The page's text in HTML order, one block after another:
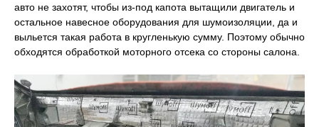
авто не захотят, чтобы из-под капота вытащили двигатель и
остальное навесное оборудования для шумоизоляции, да и
выльется такая работа в кругленькую сумму. Поэтому обычно
обходятся обработкой моторного отсека со стороны салона.